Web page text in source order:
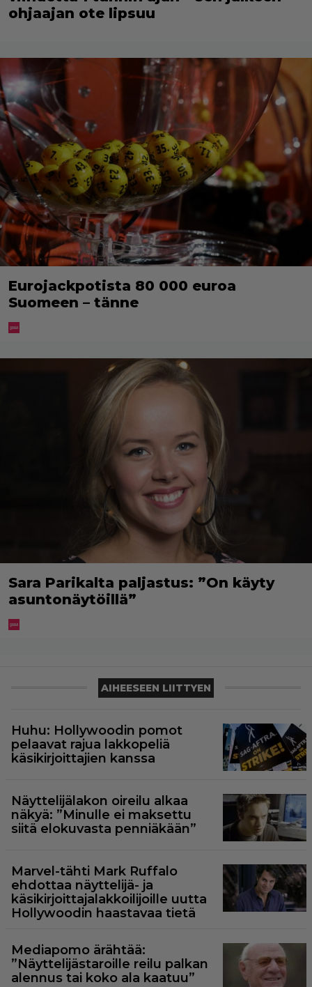
ohjaajan ote lipsuu
Eurojackpotista 80 000 euroa
Suomeen – tänne
Sara Parikalta paljastus: ”On käyty
asuntonäytöillä”
AIHEESEEN LIITTYEN
Huhu: Hollywoodin pomot
pelaavat rajua lakkopeliä
käsikirjoittajien kanssa
Näyttelijälakon oireilu alkaa
näkyä: ”Minulle ei maksettu
siitä elokuvasta penniäkään”
Marvel-tähti Mark Ruffalo
ehdottaa näyttelijä- ja
käsikirjoittajalakkoilijoille uutta
Hollywoodin haastavaa tietä
Mediapomo ärähtää:
”Näyttelijästaroille reilu palkan
alennus tai koko ala kaatuu”